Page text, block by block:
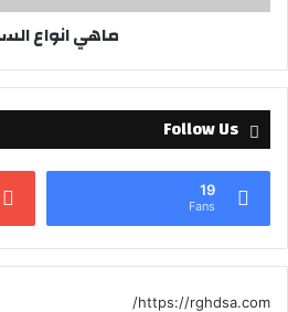
ماهي انواع
Follow Us
19
Fans
https://rghdsa.com/